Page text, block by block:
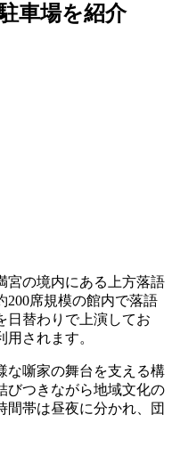
車場を紹介
宮の境内にある上方落語
200席規模の館内で落語
日替わりで上演してお
されます。
な噺家の舞台を支える構
びつきながら地域文化の
間帯は昼夜に分かれ、団